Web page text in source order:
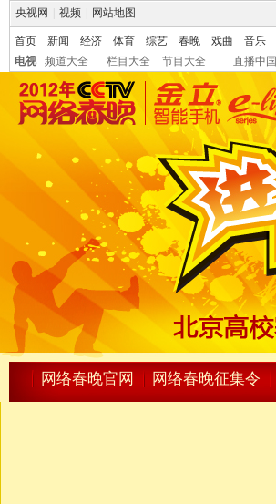
央视网 视频 网站地图
首页 新闻 经济 体育 综艺 春晚 戏曲 音乐
电视
频道大全 栏目大全 节目大全 直播中国
网络春晚官网 网络春晚征集令